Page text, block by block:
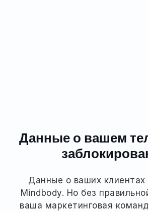
Данные о вашем
Данные о ваших клиентах
Mindbody. Но без
ваша маркетинговая